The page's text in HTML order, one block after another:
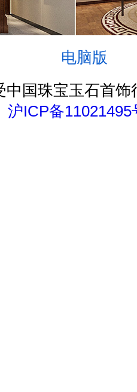
电脑版
中国珠宝玉石首饰
沪ICP备11021495